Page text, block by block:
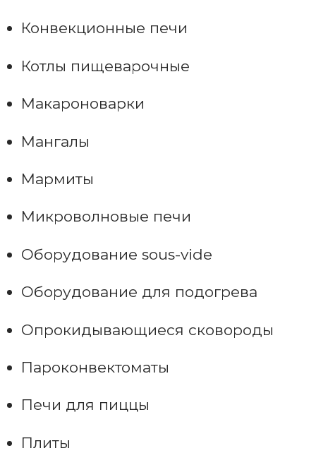
Конвекционные печи
Котлы пищеварочные
Макароноварки
Мангалы
Мармиты
Микроволновые печи
Оборудование sous-vide
Оборудование для подогрева
Опрокидывающиеся сковороды
Пароконвектоматы
Печи для пиццы
Плиты